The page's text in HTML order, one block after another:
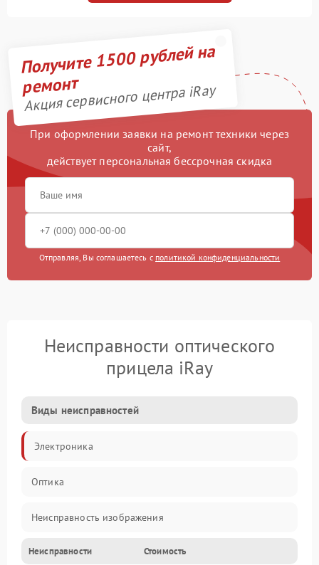
Получите 1500 рублей на
ремонт
Акция сервисного центра iRay
При оформлении заявки на ремонт техники через
сайт,
действует персональная бессрочная скидка
Отправляя, Вы соглашаетесь с политикой конфиденциальности
Неисправности оптического
прицела iRay
Виды неисправностей
Электроника
Оптика
Неисправность изображения
Механические повреждения
Неисправности Стоимость